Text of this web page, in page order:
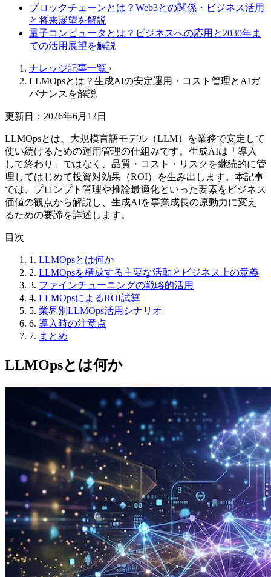
ブロックチェーンとは？Web3との関係・ビジネス活用
と将来展望を解説
量子コンピュータとは？ビジネスへの応用と2030年ま
での活用展望を解説
ナレッジ記事一覧 ›
LLMOpsとは？生成AIの安定運用・コスト管理とAIガ
バナンスを解説
更新日：2026年6月12日
LLMOpsとは、大規模言語モデル（LLM）を業務で安定して
使い続けるための運用管理の仕組みです。生成AIは「導入
して終わり」ではなく、品質・コスト・リスクを継続的に管
理してはじめて投資対効果（ROI）を生み出します。本記事
では、プロンプト管理や推論最適化といった要素をビジネス
価値の観点から解説し、生成AIを事業成長の原動力に変え
るための要諦を詳述します。
目次
1. LLMOpsとは何か
2. LLMOpsを構成する主要な活動とビジネス上の意義
3. ファインチューニングの戦略的活用
4. LLMOpsによるROI試算
5. 業界別LLMOps活用シナリオ
6. 導入時の注意点
7. まとめ
LLMOpsとは何か